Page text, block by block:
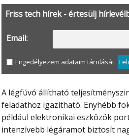
Friss tech hírek - értesülj
Email:
Engedélyezem adataim tárolását
A légfúvó állítható teljesítményszinttel működik, így a használat az adott
feladathoz igazítható. Enyhébb
például elektronikai eszközök
intenzívebb légáramot biztosít